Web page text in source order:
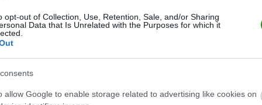
opt-out of Collection, Use, Retention, Sale, and/or Sharing
Data that Is Unrelated with the Purposes for which it
allow Google to enable storage related to advertising like cookies on
9 24 8 0 1 42-
9 21 7 0 2 25-11